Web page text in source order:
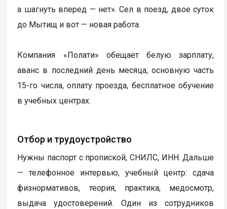
а шагнуть вперед — нет». Сел в поезд, двое суток
до Мытищ и вот — новая работа.
Компания «Полати» обещает белую зарплату,
аванс в последний день месяца, основную часть
15-го числа, оплату проезда, бесплатное обучение
в учебных центрах.
Отбор и трудоустройство
Нужны паспорт с пропиской, СНИЛС, ИНН. Дальше
— телефонное интервью, учебный центр: сдача
физнормативов, теория, практика, медосмотр,
выдача удостоверений. Один из сотрудников